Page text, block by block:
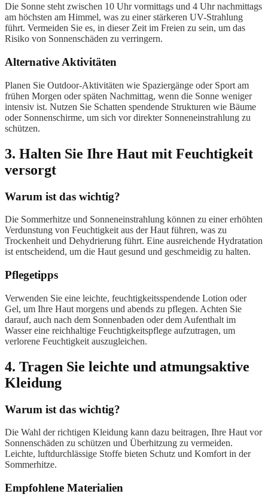
Die Sonne steht zwischen 10 Uhr vormittags und 4 Uhr nachmittags
am höchsten am Himmel, was zu einer stärkeren UV-Strahlung
führt. Vermeiden Sie es, in dieser Zeit im Freien zu sein, um das
Risiko von Sonnenschäden zu verringern.
Alternative Aktivitäten
Planen Sie Outdoor-Aktivitäten wie Spaziergänge oder Sport am
frühen Morgen oder späten Nachmittag, wenn die Sonne weniger
intensiv ist. Nutzen Sie Schatten spendende Strukturen wie Bäume
oder Sonnenschirme, um sich vor direkter Sonneneinstrahlung zu
schützen.
3. Halten Sie Ihre Haut mit Feuchtigkeit
versorgt
Warum ist das wichtig?
Die Sommerhitze und Sonneneinstrahlung können zu einer erhöhten
Verdunstung von Feuchtigkeit aus der Haut führen, was zu
Trockenheit und Dehydrierung führt. Eine ausreichende Hydratation
ist entscheidend, um die Haut gesund und geschmeidig zu halten.
Pflegetipps
Verwenden Sie eine leichte, feuchtigkeitsspendende Lotion oder
Gel, um Ihre Haut morgens und abends zu pflegen. Achten Sie
darauf, auch nach dem Sonnenbaden oder dem Aufenthalt im
Wasser eine reichhaltige Feuchtigkeitspflege aufzutragen, um
verlorene Feuchtigkeit auszugleichen.
4. Tragen Sie leichte und atmungsaktive
Kleidung
Warum ist das wichtig?
Die Wahl der richtigen Kleidung kann dazu beitragen, Ihre Haut vor
Sonnenschäden zu schützen und Überhitzung zu vermeiden.
Leichte, luftdurchlässige Stoffe bieten Schutz und Komfort in der
Sommerhitze.
Empfohlene Materialien